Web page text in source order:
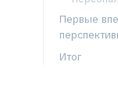
Первые
Итог